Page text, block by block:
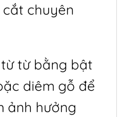
chuyên
từ bằng bật
diêm gỗ để
ảnh hưởng